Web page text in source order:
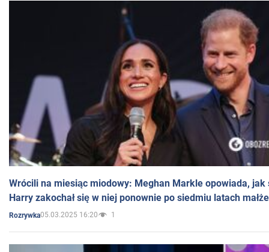
Wrócili na miesiąc miodowy: Meghan Markle opowiada, jak
Harry zakochał się w niej ponownie po siedmiu latach
Rozrywka05.03.2025 16:20 1